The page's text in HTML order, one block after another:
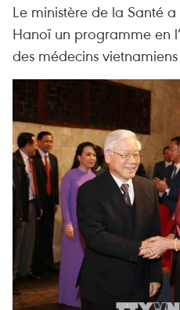
Le ministère de la Santé
Hanoï un programme en
des médecins